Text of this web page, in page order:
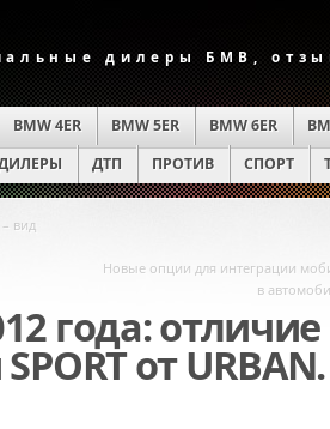
дилеры БМВ,
BMW 4ER BMW 5ER BMW 6ER
ДТП ПРОТИВ СПОРТ
вид
Новые опции для интеграции
в
года: отличие
от URBAN.